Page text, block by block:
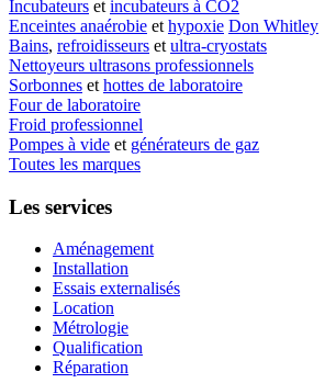
Incubateurs et incubateurs à CO2
Enceintes anaérobie et hypoxie Don Whitley
Bains, refroidisseurs et ultra-cryostats
Nettoyeurs ultrasons professionnels
Sorbonnes et hottes de laboratoire
Four de laboratoire
Froid professionnel
Pompes à vide et générateurs de gaz
Toutes les marques
Les services
Aménagement
Installation
Essais externalisés
Location
Métrologie
Qualification
Réparation